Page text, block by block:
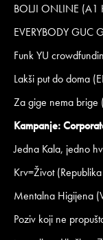
BOLJI ONLINE (A1
EVERYBODY GUC
Funk YU
Lakši put do doma
Za gige nema brige
Kampanje:
Jedna Kala, jedno
Krv=Život
Mentalna Higijena
Poziv koji ne